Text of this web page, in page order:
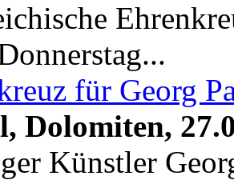
für Georg
Dolomiten,
Künstler